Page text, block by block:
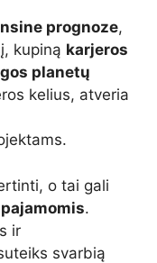
prognoze,
kupiną karjeros
planetų
kelius, atveria
o tai gali
.
ir
svarbią